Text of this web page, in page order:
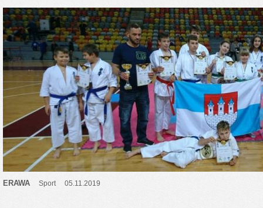
ERAWA Sport 05.11.2019